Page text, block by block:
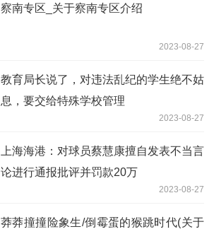
察南专区_关于察南专区介绍
2023-08-27
教育局长说了，对违法乱纪的学生绝不姑
息，要交给特殊学校管理
2023-08-27
上海海港：对球员蔡慧康擅自发表不当言
论进行通报批评并罚款20万
2023-08-27
莽莽撞撞险象生/倒霉蛋的猴跳时代(关于